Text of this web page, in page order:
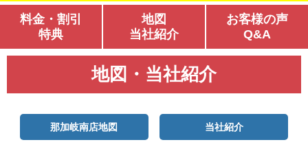
料金・割引
特典
地図
当社紹介
お客様の声
Q&A
地図・当社紹介
那加岐南店地図 当社紹介